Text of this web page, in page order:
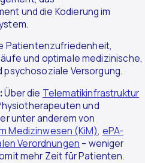
und die Kodierung im
Patientenzufriedenheit,
und optimale medizinische,
Versorgung.
Über die Telematikinfrastruktur
und
unter anderem von
Medizinwesen (KiM), ePA-
Verordnungen – weniger
mehr Zeit für Patienten.